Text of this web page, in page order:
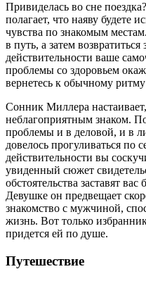
Привиделась во сне
полагает, что наяву будете
чувства по знакомым
в путь, а затем возвратиться
действительности ваше
проблемы со здоровьем
вернетесь к обычному
Сонник Миллера
неблагоприятным знаком.
проблемы и в деловой, и в
довелось прогуливаться по
действительности вы
увиденный сюжет
обстоятельства заставят
Девушке он предвещает
знакомство с мужчиной,
жизнь. Вот только
придется ей по душе.
Путешествие